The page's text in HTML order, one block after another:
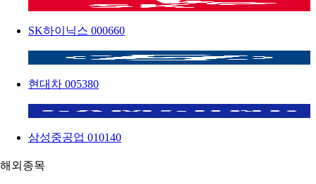
SK하이닉스 000660
현대차 005380
삼성중공업 010140
해외종목